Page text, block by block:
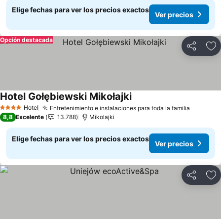
Elige fechas para ver los precios exactos
Ver precios
Compartir
Opción destacada
4 EstrellasHotel Entretenimiento e instalaciones para toda la familia
Hotel Gołębiewski MikołajkiVer precios
8,8 Excelente 13.788 Mikolajki
Elige fechas para ver los precios exactos
Ver precios
Compartir